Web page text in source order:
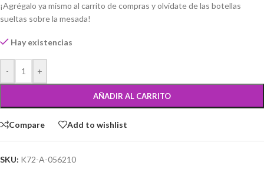
¡Agrégalo ya mismo al carrito de compras y olvídate de las botellas
sueltas sobre la mesada!
Hay existencias
- +
AÑADIR AL CARRITO
Compare Add to wishlist
SKU: K72-A-056210